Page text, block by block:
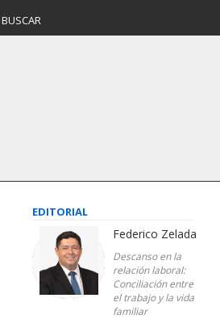
BUSCAR
EDITORIAL
Federico Zelada
Descanso en la
relación laboral:
Conciliación entre
el trabajo y la vida
familiar